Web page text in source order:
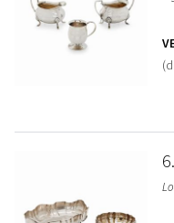
6